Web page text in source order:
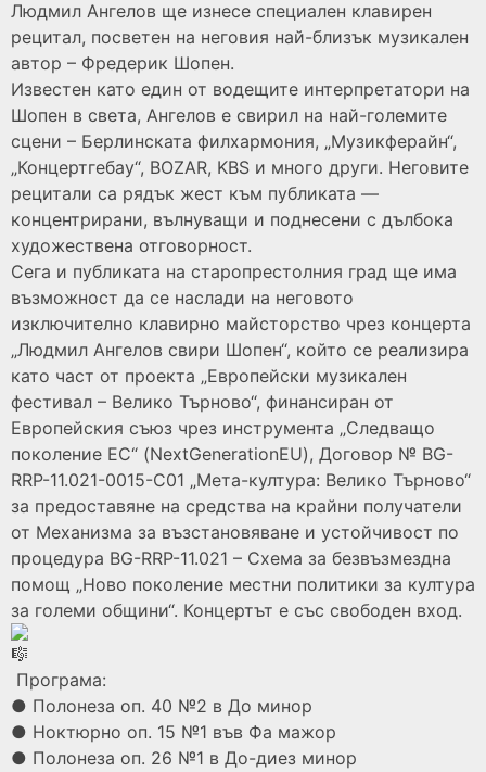
Людмил Ангелов ще изнесе специален клавирен
рецитал, посветен на неговия най-близък музикален
автор – Фредерик Шопен.
Известен като един от водещите интерпретатори на
Шопен в света, Ангелов е свирил на най-големите
сцени – Берлинската филхармония, „Музикферайн“,
„Концертгебау“, BOZAR, KBS и много други. Неговите
рецитали са рядък жест към публиката —
концентрирани, вълнуващи и поднесени с дълбока
художествена отговорност.
Сега и публиката на старопрестолния град ще има
възможност да се наслади на неговото
изключително клавирно майсторство чрез концерта
„Людмил Ангелов свири Шопен“, който се реализира
като част от проекта „Европейски музикален
фестивал – Велико Търново“, финансиран от
Европейския съюз чрез инструмента „Следващо
поколение ЕС“ (NextGenerationEU), Договор № BG-
RRP-11.021-0015-С01 „Мета-култура: Велико Търново“
за предоставяне на средства на крайни получатели
от Механизма за възстановяване и устойчивост по
процедура BG-RRP-11.021 – Схема за безвъзмездна
помощ „Ново поколение местни политики за култура
за големи общини“. Концертът е със свободен вход.
Програма:
● Полонеза оп. 40 №2 в До минор
● Ноктюрно оп. 15 №1 във Фа мажор
● Полонеза оп. 26 №1 в До-диез минор